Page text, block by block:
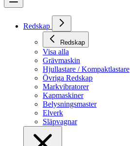
Redskap
Redskap
Visa alla
Grävmaskin
Hjullastare / Kompaktlastare
Övriga Redskap
Markvibratorer
Kapmaskiner
Belysningsmaster
Elverk
Släpvagnar